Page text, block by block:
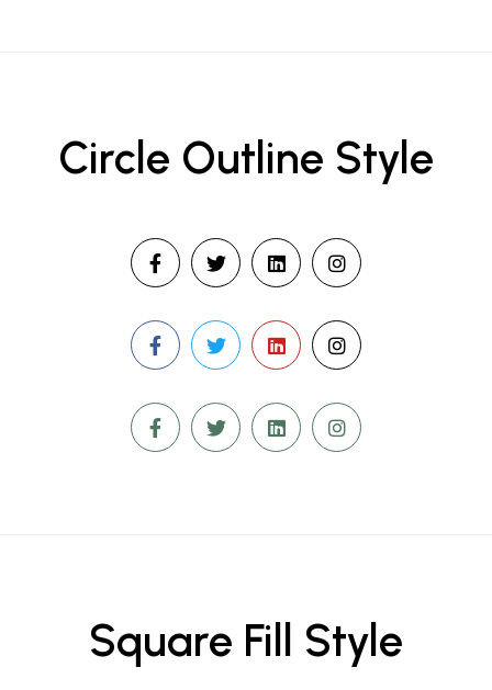
Circle Outline Style
Square Fill Style